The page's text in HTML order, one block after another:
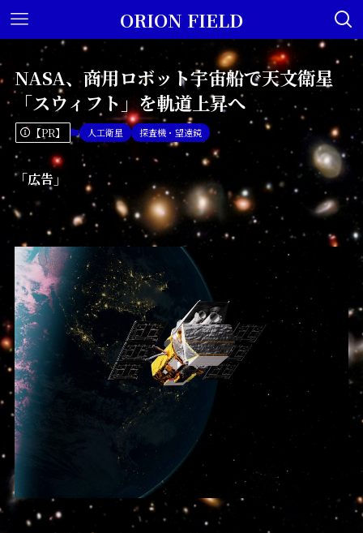
ORION FIELD
NASA、商用ロボット宇宙船で天文衛星
「スウィフト」を軌道上昇へ
【PR】 人工衛星 探査機・望遠鏡
「広告」